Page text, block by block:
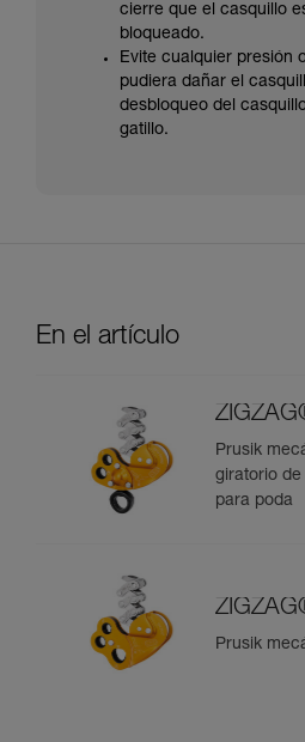
cierre que el casquillo
bloqueado.
Evite cualquier presión
pudiera dañar el
desbloqueo del
gatillo.
En el artículo
Prusik
giratorio
para poda
Prusik